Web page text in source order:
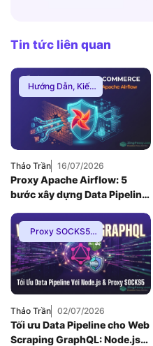
Tin tức liên quan
Hướng Dẫn, Kiến
Thức Proxy,Proxy
Dân Cư
Thảo Trần 16/07/2026
Proxy Apache Airflow: 5
bước xây dựng Data Pipeline
limit
Proxy SOCKS5,
Hướng Dẫn,Kiến
Thức Proxy
Thảo Trần 02/07/2026
Tối ưu Data Pipeline cho Web
Scraping GraphQL: Node.js